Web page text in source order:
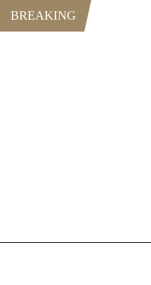
BREAKING